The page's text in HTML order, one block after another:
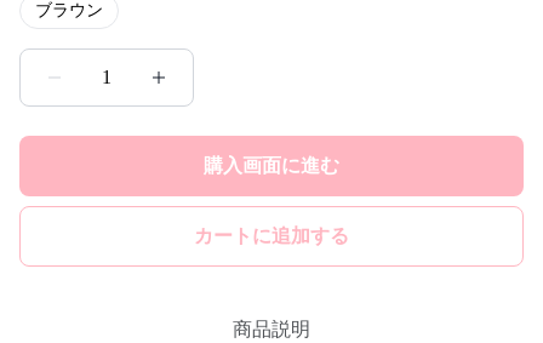
ブラウン
1
購入画面に進む
カートに追加する
商品説明